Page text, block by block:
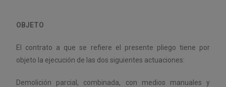
OBJETO
El contrato a que se refiere el presente pliego tiene por
objeto la ejecución de las dos siguientes actuaciones:
Demolición parcial, combinada, con medios manuales y